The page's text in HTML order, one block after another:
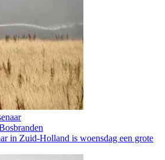
in Zuid-Holland is woensdag een grote